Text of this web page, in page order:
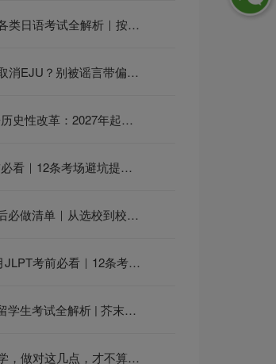
日本留学各类日语考试全解析｜按需备考，别在无关考试上浪费时间 | 日本留学
日本名校取消EJU？别被谣言带偏，先搞清楚EJU到底是什么 | 日本留学
JLPT迎来历史性改革：2027年起增加考试次数、引入线上考试，日语能力考试进入新时代 | 日本留学
JLPT考前必看｜12条考场避坑提醒，少带一样都进不去 | 日本留学
EJU出分后必做清单｜从选校到校内考，5个步骤走稳日本升学路 | 日本留学
2026年7月JLPT考前必看｜12条考场避坑提醒，少犯一个就多一分把握 | 日本留学
EJU日本留学生考试全解析 | 芥末留学
日本考大学，做对这几点，才不算白努力|日本留学